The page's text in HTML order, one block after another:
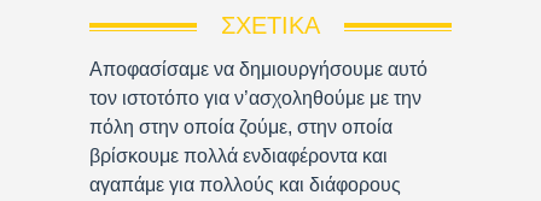
ΣΧΕΤΙΚΆ
Αποφασίσαμε να δημιουργήσουμε αυτό
τον ιστοτόπο για ν’ασχοληθούμε με την
πόλη στην οποία ζούμε, στην οποία
βρίσκουμε πολλά ενδιαφέροντα και
αγαπάμε για πολλούς και διάφορους